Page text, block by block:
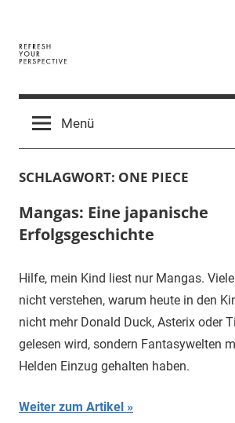
springen
Terminal
Y
Digital
BusinessMenü
SCHLAGWORT: ONE PIECE
Mangas: Eine japanische
Erfolgsgeschichte
Hilfe, mein Kind liest nur Mangas.
nicht verstehen, warum heute in den
nicht mehr Donald Duck, Asterix oder
gelesen wird, sondern Fantasywelten
Helden Einzug gehalten haben.
Weiter zum Artikel